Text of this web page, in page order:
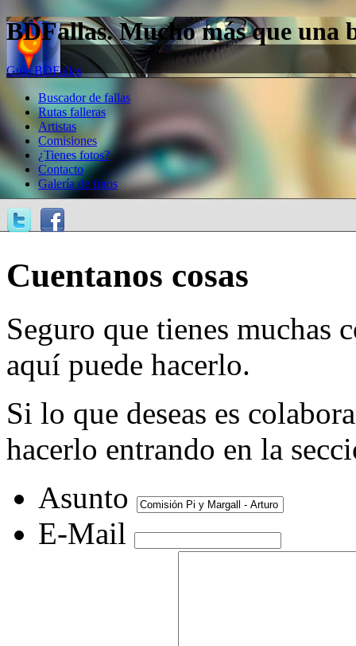
BDFallas. Mucho más que una
Guía BDFallas
Buscador de fallas
Rutas falleras
Artistas
Comisiones
¿Tienes fotos?
Contacto
Galería de fotos
Cuentanos cosas
Seguro que tienes muchas
aquí puede hacerlo.
Si lo que deseas es
hacerlo entrando en la
Asunto
E-Mail